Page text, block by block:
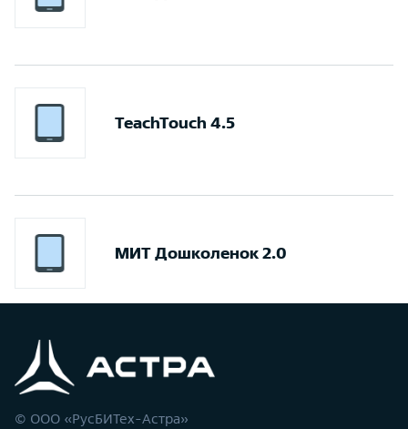
TeachTouch 4.5
МИТ Дошколенок 2.0
© ООО «РусБИТех-Астра»